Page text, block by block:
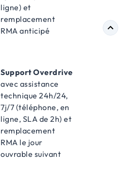
ligne) et
remplacement
RMA anticipé
Support Overdrive
avec assistance
technique 24h/24,
7j/7 (téléphone, en
ligne, SLA de 2h) et
remplacement
RMA le jour
ouvrable suivant